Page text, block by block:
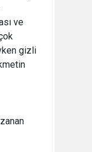
ve
gizli